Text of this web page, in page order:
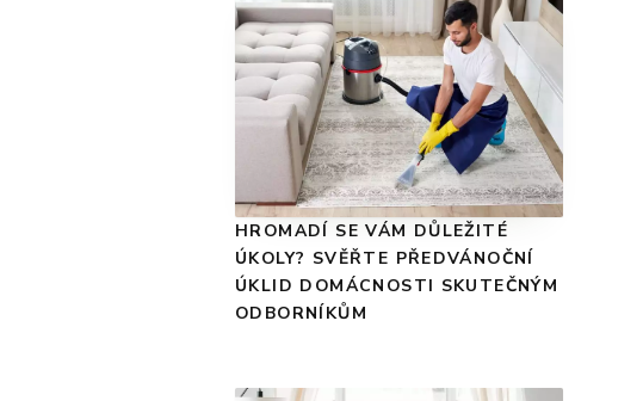
HROMADÍ SE VÁM DŮLEŽITÉ
ÚKOLY? SVĚŘTE PŘEDVÁNOČNÍ
ÚKLID DOMÁCNOSTI SKUTEČNÝM
ODBORNÍKŮM